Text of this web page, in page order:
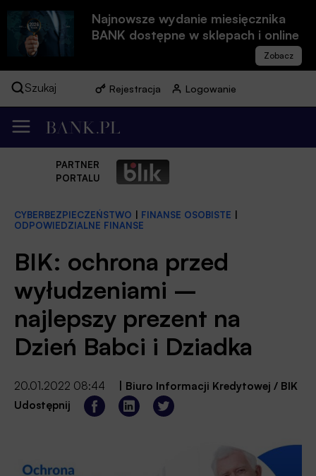
Najnowsze wydanie miesięcznika
BANK dostępne w sklepach i online
Szukaj Rejestracja Logowanie
PARTNER
PORTALU
CYBERBEZPIECZEŃSTWO FINANSE OSOBISTE
ODPOWIEDZIALNE FINANSE
BIK: ochrona przed
wyłudzeniami –
najlepszy prezent na
Dzień Babci i Dziadka
20.01.2022 08:44
Biuro Informacji Kredytowej / BIK
Udostępnij